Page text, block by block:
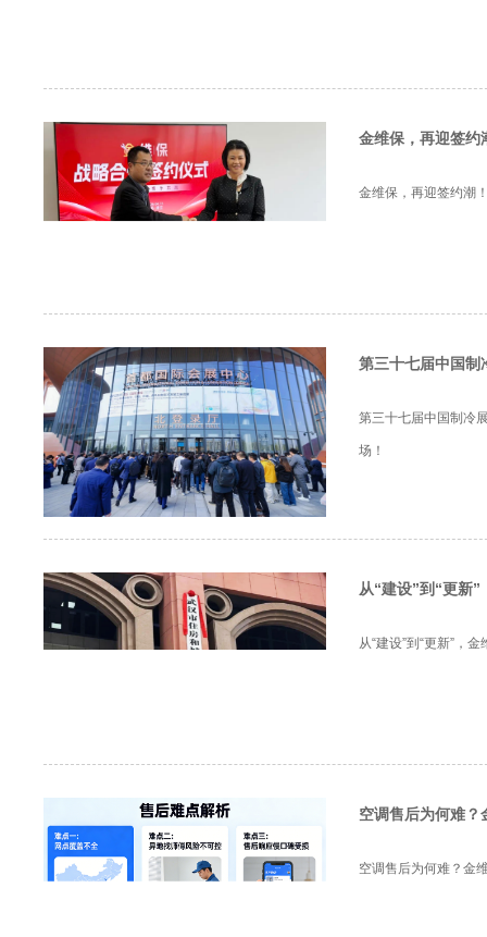
金维保，再迎签约
金维保，再迎签约潮
第三十七届中国制
第三十七届中国制冷
场！
从“建设”到“更新
从“建设”到“更新”，
空调售后为何难？
空调售后为何难？金